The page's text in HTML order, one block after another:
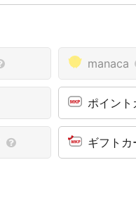
manaca
ポイン
ギフト